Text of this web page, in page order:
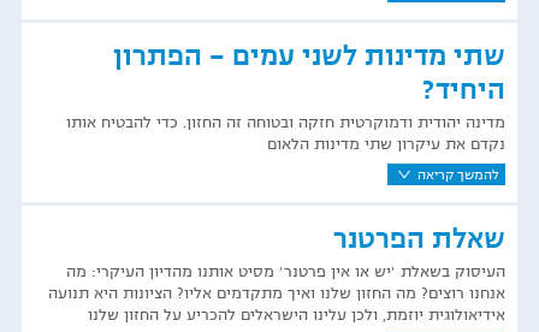
שתי מדינות לשני עמים - הפתרון
היחיד?
להמשך קריאה
מדינה יהודית ודמוקרטית חזקה ובטוחה זה החזון. כדי להבטיח אותו
נקדם את עיקרון שתי מדינות הלאום
שאלת הפרטנר
העיסוק בשאלת ׳יש או אין פרטנר׳ מסיט אותנו מהדיון העיקרי: מה
אנחנו רוצים? מה החזון שלנו ואיך מתקדמים אליו? הציונות היא תנועה
אידיאולוגית יוזמת, ולכן עלינו הישראלים להכריע על החזון שלנו